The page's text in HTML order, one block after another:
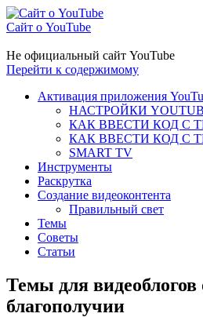
Сайт о YouTube
Не официальный сайт YouTube
Перейти к содержимому
Активация приложения
НАСТРОЙКИ
КАК ВВЕСТИ КОД С
КАК ВВЕСТИ КОД С
SMART TV
Инструменты
Раскрутка
Создание видеоконтента
Правильный свет
Темы
Советы
Статьи
Темы для видеоблогов
благополучии